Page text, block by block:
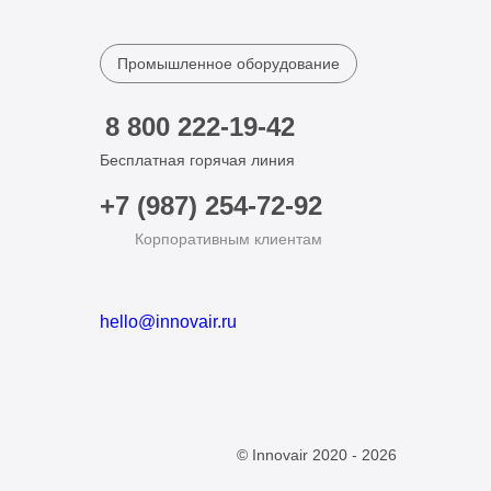
Промышленное оборудование
8 800 222-19-42
Бесплатная горячая линия
+7 (987) 254-72-92
Корпоративным клиентам
hello@innovair.ru
© Innovair 2020 - 2026